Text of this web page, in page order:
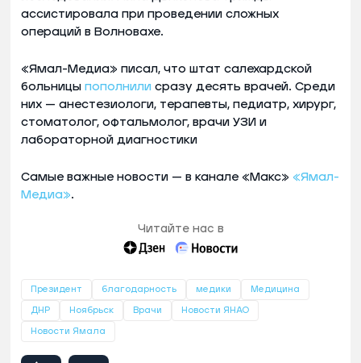
ассистировала при проведении сложных
операций в Волновахе.
«Ямал-Медиа» писал, что штат салехардской
больницы пополнили сразу десять врачей. Среди
них — анестезиологи, терапевты, педиатр, хирург,
стоматолог, офтальмолог, врачи УЗИ и
лабораторной диагностики
Самые важные новости — в канале «Макс» «Ямал-
Медиа».
Читайте нас в
Президент благодарность медики Медицина
ДНР Ноябрьск Врачи Новости ЯНАО
Новости Ямала